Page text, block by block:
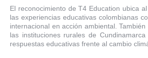
El reconocimiento de T4 Education ubica
las experiencias educativas colombianas
internacional en acción ambiental.
las instituciones rurales de
respuestas educativas frente al cambio